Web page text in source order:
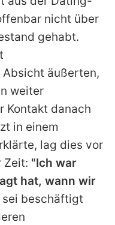
nicht über
gehabt.
äußerten,
weiter
Kontakt danach
in einem
lag dies vor
Zeit: "Ich war
hat, wann wir
sei beschäftigt